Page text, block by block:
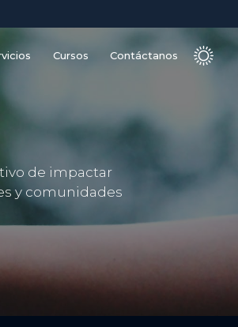
Cursos Contáctanos
de impactar
y comunidades